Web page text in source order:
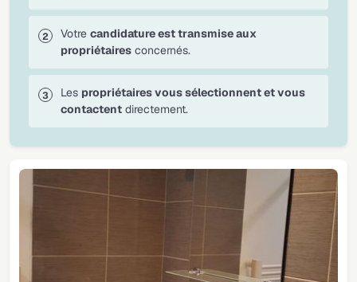
Votre candidature est transmise aux
propriétaires concernés.
Les propriétaires vous sélectionnent et vous
contactent directement.